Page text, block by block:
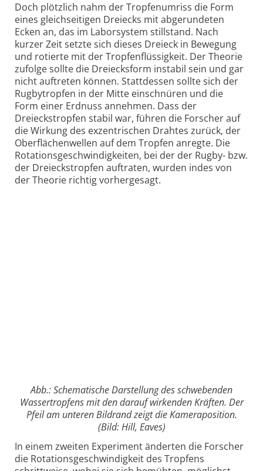
Doch plötzlich nahm der Tropfenumriss die Form
eines gleichseitigen Dreiecks mit abgerundeten
Ecken an, das im Laborsystem stillstand. Nach
kurzer Zeit setzte sich dieses Dreieck in Bewegung
und rotierte mit der Tropfenflüssigkeit. Der Theorie
zufolge sollte die Dreiecksform instabil sein und gar
nicht auftreten können. Stattdessen sollte sich der
Rugbytropfen in der Mitte einschnüren und die
Form einer Erdnuss annehmen. Dass der
Dreieckstropfen stabil war, führen die Forscher auf
die Wirkung des exzentrischen Drahtes zurück, der
Oberflächenwellen auf dem Tropfen anregte. Die
Rotationsgeschwindigkeiten, bei der der Rugby- bzw.
der Dreieckstropfen auftraten, wurden indes von
der Theorie richtig vorhergesagt.
Abb.: Schematische Darstellung des schwebenden
Wassertropfens mit den darauf wirkenden Kräften. Der
Pfeil am unteren Bildrand zeigt die Kameraposition.
(Bild: Hill, Eaves)
In einem zweiten Experiment änderten die Forscher
die Rotationsgeschwindigkeit des Tropfens